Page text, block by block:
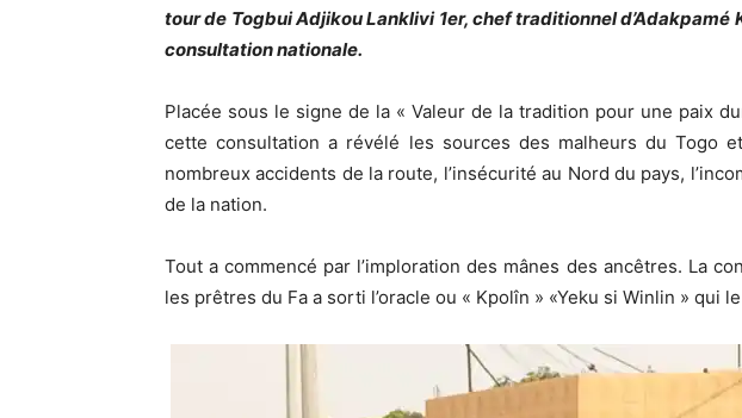
tour de Togbui Adjikou Lanklivi 1er, chef traditionnel
consultation nationale.
Placée sous le signe de la « Valeur de la tradition pour une paix
cette consultation a révélé les sources des malheurs du Togo
nombreux accidents de la route, l’insécurité au Nord du pays,
de la nation.
Tout a commencé par l’imploration des mânes des ancêtres. La
les prêtres du Fa a sorti l’oracle ou « Kpolîn » «Yeku si Winlin » qui